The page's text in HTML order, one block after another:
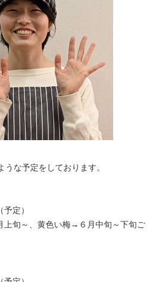
な予定をしております。
定）
上旬～、黄色い梅→６月中旬～下旬ご